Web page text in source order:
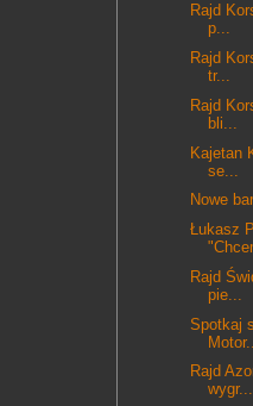
Rajd
p...
Rajd
tr...
Rajd
bli...
Kajetan
se...
Nowe
Łukasz
Rajd
pie...
Spotkaj
Motor...
Rajd
wygr...